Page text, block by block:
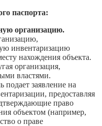
паспорта:
организацию.
инвентаризацию
нахождения объекта.
организация,
властями.
подает заявление на
предоставляя
право
объектом (например,
о праве